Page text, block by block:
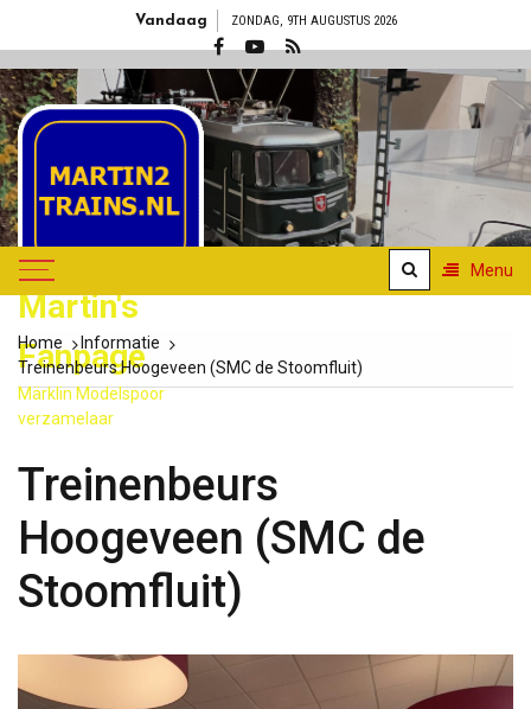
Vandaag ZONDAG, 9TH AUGUSTUS 2026
Martin's
Fanpage
Märklin Modelspoor
verzamelaar
Menu
Home
Informatie
Treinenbeurs Hoogeveen (SMC de Stoomfluit)
Treinenbeurs
Hoogeveen (SMC de
Stoomfluit)